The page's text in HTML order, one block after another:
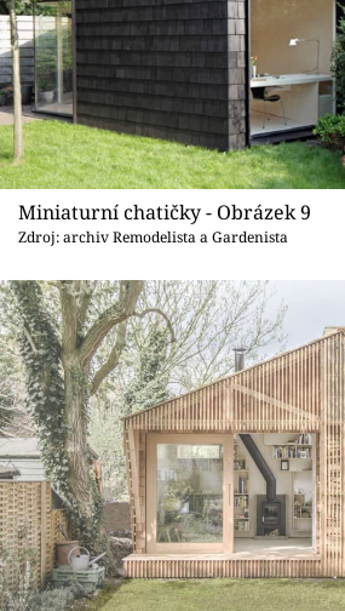
Miniaturní chatičky - Obrázek 9
Zdroj: archiv Remodelista a Gardenista